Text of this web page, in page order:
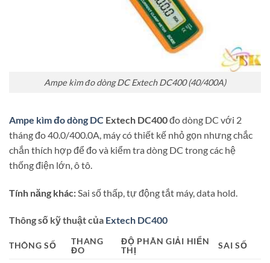
Ampe kìm đo dòng DC Extech DC400 (40/400A)
Ampe kìm đo dòng DC Extech DC400đo dòng DC với 2
tháng đo 40.0/400.0A, máy có thiết kế nhỏ gọn nhưng chắc
chắn thích hợp để đo và kiểm tra dòng DC trong các hệ
thống điện lớn, ô tô.
Tính năng khác: Sai số thấp, tự động tắt máy, data hold.
Thông số kỹ thuật của Extech DC400
THÔNG SỐ
THANG
ĐO
ĐỘ PHÂN GIẢI HIỂN
THỊ
SAI SỐ